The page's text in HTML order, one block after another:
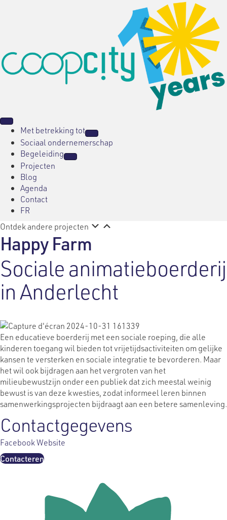
Met betrekking tot
Sociaal ondernemerschap
Begeleiding
Projecten
Blog
Agenda
Contact
FR
Ontdek andere projecten
Happy Farm
Sociale animatieboerderij
in Anderlecht
Een educatieve boerderij met een sociale roeping, die alle
kinderen toegang wil bieden tot vrijetijdsactiviteiten om gelijke
kansen te versterken en sociale integratie te bevorderen. Maar
het wil ook bijdragen aan het vergroten van het
milieubewustzijn onder een publiek dat zich meestal weinig
bewust is van deze kwesties, zodat informeel leren binnen
samenwerkingsprojecten bijdraagt aan een betere samenleving.
Contactgegevens
FacebookWebsite
Contacteren